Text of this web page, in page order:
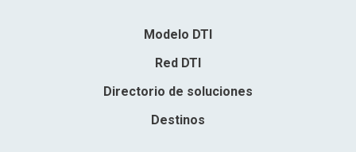
Modelo DTI
Red DTI
Directorio de soluciones
Destinos